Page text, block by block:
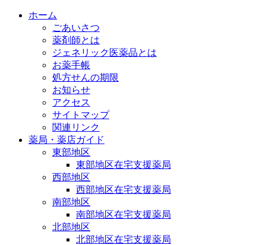
ホーム
ごあいさつ
薬剤師とは
ジェネリック医薬品とは
お薬手帳
処方せんの期限
お知らせ
アクセス
サイトマップ
関連リンク
薬局・薬店ガイド
東部地区
東部地区在宅支援薬局
西部地区
西部地区在宅支援薬局
南部地区
南部地区在宅支援薬局
北部地区
北部地区在宅支援薬局